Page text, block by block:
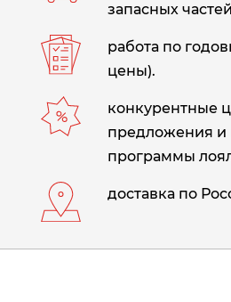
запасных
работа по
цены).
конкурентные
предложения и
программы
доставка по